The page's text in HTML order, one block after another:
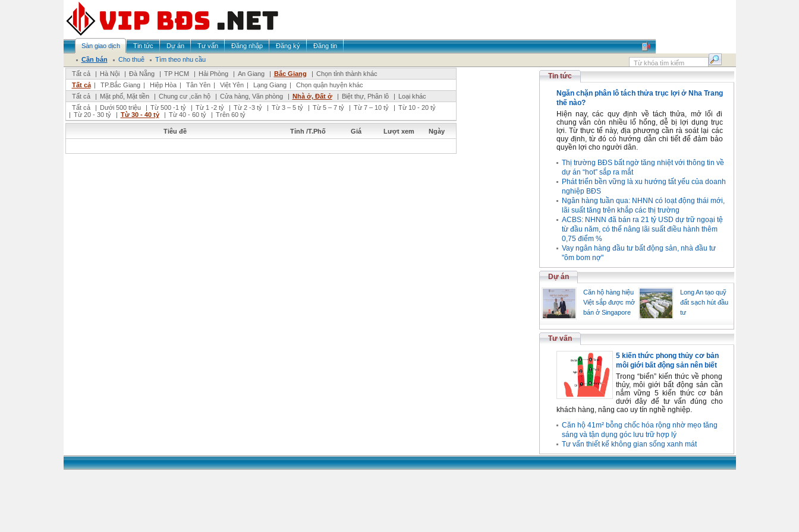
Sàn giao dịch Tin tức Dự án Tư vấn Đăng nhập Đăng ký
Đăng tin
Cần bán
Cho thuê
Tìm theo nhu cầu
Tất cả
| Hà Nội | Đà Nẵng | TP HCM | Hải Phòng | An Giang | Bắc Giang | Chọn tỉnh thành khác
Tất cả | TP.Bắc Giang | Hiệp Hòa | Tân Yên | Việt Yên | Lạng Giang |
Chọn quận huyện khác
Tất cả
| Mặt phố, Mặt tiền | Chung cư ,căn hộ | Cửa hàng, Văn phòng | Nhà ở, Đất ở | Biệt thự, Phân lô | Loại khác
Tất cả
| Dưới 500 triệu | Từ 500 -1 tỷ | Từ 1 -2 tỷ | Từ 2 -3 tỷ | Từ 3 – 5 tỷ | Từ 5 – 7 tỷ | Từ 7 – 10 tỷ | Từ 10 - 20 tỷ
| Từ 20 - 30 tỷ | Từ 30 - 40 tỷ | Từ 40 - 60 tỷ | Trên 60 tỷ
Tiêu đề Tỉnh /T.Phố Giá Lượt xem Ngày
Tin tức
Ngăn chặn phân lô tách thửa trục lợi ở Nha Trang
thế nào?
Hiện nay, các quy định về tách thửa, mở lối đi
chung vẫn còn nhiều lổ hổng, dễ bị lợi dụng trục
lợi. Từ thực tế này, địa phương cần rà soát lại các
quy định, từ đó có hướng dẫn chi tiết để đảm bảo
quyền lợi cho người dân.
Thị trường BĐS bất ngờ tăng nhiệt với thông tin về
dự án “hot” sắp ra mắt
Phát triển bền vững là xu hướng tất yếu của doanh
nghiệp BĐS
Ngân hàng tuần qua: NHNN có loạt động thái mới,
lãi suất tăng trên khắp các thị trường
ACBS: NHNN đã bán ra 21 tỷ USD dự trữ ngoại tệ
từ đầu năm, có thể nâng lãi suất điều hành thêm
0,75 điểm %
Vay ngân hàng đầu tư bất động sản, nhà đầu tư
"ôm bom nợ"
Dự án
Căn hộ hàng hiệu
Việt sắp được mở
bán ở Singapore
Long An tạo quỹ
đất sạch hút đầu
tư
Tư vấn
5 kiến thức phong thủy cơ bản
môi giới bất động sản nên biết
Trong “biển” kiến thức về phong
thủy, môi giới bất động sản cần
nắm vững 5 kiến thức cơ bản
dưới đây để tư vấn đúng cho
khách hàng, nâng cao uy tín nghề nghiệp.
Căn hộ 41m² bỗng chốc hóa rộng nhờ mẹo tăng
sáng và tận dụng góc lưu trữ hợp lý
Tư vấn thiết kế không gian sống xanh mát